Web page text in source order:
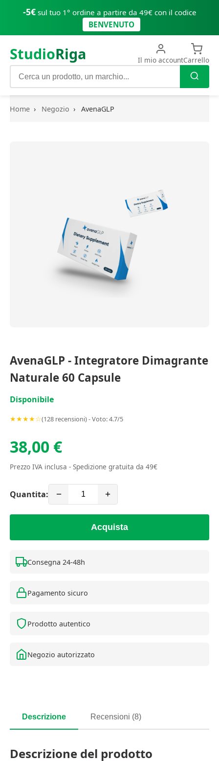
-5€sul tuo 1° ordine a partire da 49€ con il codice
BENVENUTO
StudioRiga Il mio accountCarrello
Home › Negozio › AvenaGLP
AvenaGLP - Integratore Dimagrante
Naturale 60 Capsule
Disponibile
★★★★☆(128 recensioni) - Voto: 4.7/5
38,00 €
Prezzo IVA inclusa - Spedizione gratuita da 49€
Quantita: − +
Acquista
Consegna 24-48h
Pagamento sicuro
Prodotto autentico
Negozio autorizzato
Descrizione Recensioni (8)
Descrizione del prodotto